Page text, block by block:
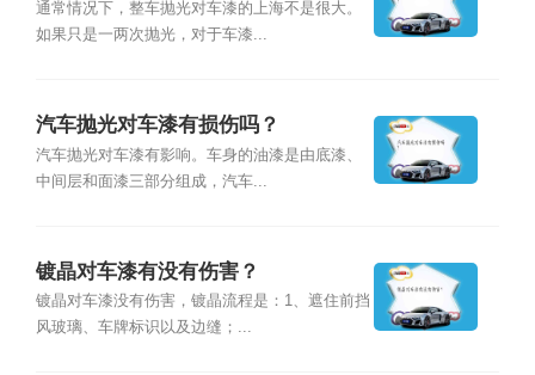
通常情况下，整车抛光对车漆的上海不是很大。
如果只是一两次抛光，对于车漆...
汽车抛光对车漆有损伤吗？
汽车抛光对车漆有影响。车身的油漆是由底漆、
中间层和面漆三部分组成，汽车...
镀晶对车漆有没有伤害？
镀晶对车漆没有伤害，镀晶流程是：1、遮住前挡
风玻璃、车牌标识以及边缝；...